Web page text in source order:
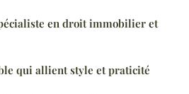
en droit immobilier et
qui allient style et praticité